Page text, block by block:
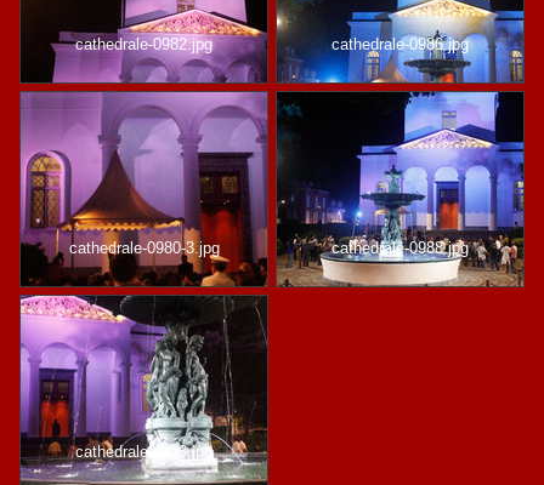
cathedrale-0982.jpg cathedrale-0986.jpg
cathedrale-0980-3.jpg cathedrale-0988.jpg
cathedrale-0993.jpg